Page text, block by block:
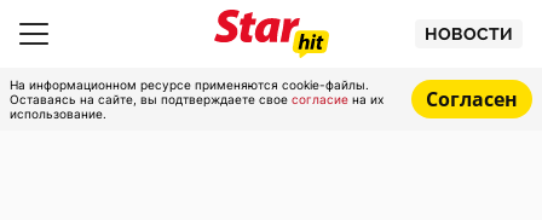
НОВОСТИ
На информационном ресурсе применяются cookie-файлы.
Оставаясь на сайте, вы подтверждаете свое согласие на их
использование.
Согласен